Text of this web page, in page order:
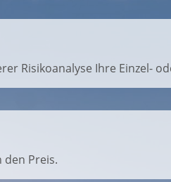
Risikoanalyse Ihre Einzel-
Preis.